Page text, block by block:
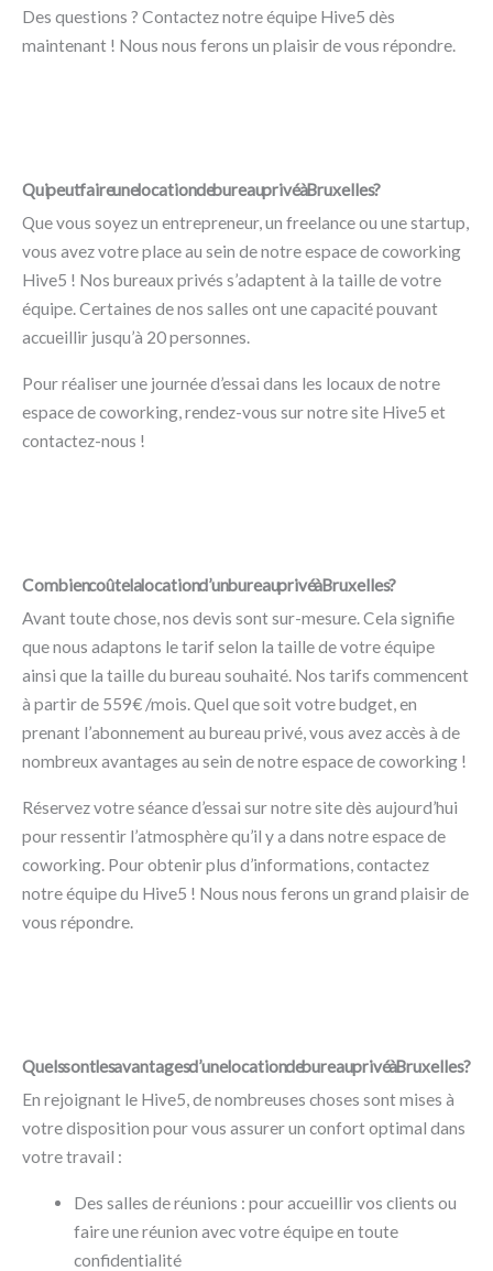
Des questions ? Contactez notre équipe Hive5 dès
maintenant ! Nous nous ferons un plaisir de vous répondre.
Qui peut faire une location de bureau privé à Bruxelles ?
Que vous soyez un entrepreneur, un freelance ou une startup,
vous avez votre place au sein de notre espace de coworking
Hive5 ! Nos bureaux privés s’adaptent à la taille de votre
équipe. Certaines de nos salles ont une capacité pouvant
accueillir jusqu’à 20 personnes.
Pour réaliser une journée d’essai dans les locaux de notre
espace de coworking, rendez-vous sur notre site Hive5 et
contactez-nous !
Combien coûte la location d’un bureau privé à Bruxelles ?
Avant toute chose, nos devis sont sur-mesure. Cela signifie
que nous adaptons le tarif selon la taille de votre équipe
ainsi que la taille du bureau souhaité. Nos tarifs commencent
à partir de 559€ /mois. Quel que soit votre budget, en
prenant l’abonnement au bureau privé, vous avez accès à de
nombreux avantages au sein de notre espace de coworking !
Réservez votre séance d’essai sur notre site dès aujourd’hui
pour ressentir l’atmosphère qu’il y a dans notre espace de
coworking. Pour obtenir plus d’informations, contactez
notre équipe du Hive5 ! Nous nous ferons un grand plaisir de
vous répondre.
Quels sont les avantages d’une location de bureau privé à Bruxelles ?
En rejoignant le Hive5, de nombreuses choses sont mises à
votre disposition pour vous assurer un confort optimal dans
votre travail :
Des salles de réunions : pour accueillir vos clients ou
faire une réunion avec votre équipe en toute
confidentialité